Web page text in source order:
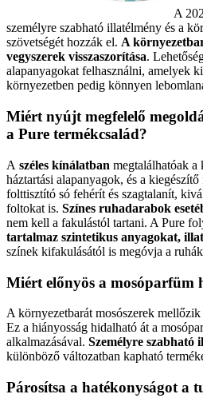
A
személyre szabható illatélmény és a
szövetségét hozzák el. A
vegyszerek visszaszorítása.
alapanyagokat felhasználni, amelyek
környezetben pedig könnyen
Miért nyújt megfelelő
a Pure termékcsalád?
A széles kínálatban megtalálhatóak a
háztartási alapanyagok, és a
folttisztító só fehérít és szagtalanít,
foltokat is. Színes ruhadarabok
nem kell a fakulástól tartani. A Pure
tartalmaz szintetikus anyagokat,
színek kifakulásától is megóvja a
Miért előnyös a mosóparfüm
A környezetbarát mosószerek
Ez a hiányosság hidalható át a
alkalmazásával. Személyre
különböző változatban kapható
Párosítsa a hatékonyságot a